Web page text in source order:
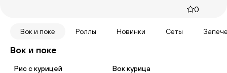
0
Вок и поке Роллы Новинки Сеты
Вок и поке
Рис с курицей Вок курица